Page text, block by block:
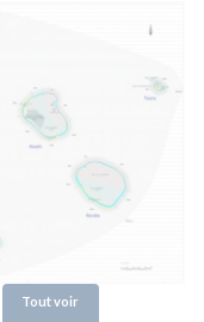
Tout voir